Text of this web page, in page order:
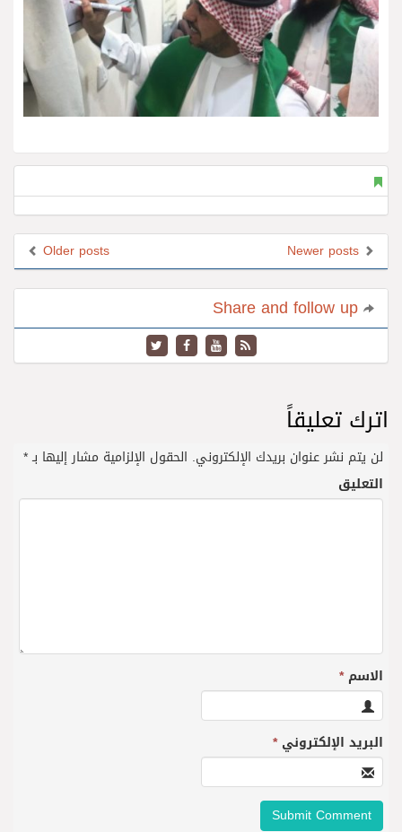
Older posts
اترك تعليقاً
لن يتم نشر عنوان بريدك الإلكتروني. الحقول الإلزامية مشار إليها بـ*
التعليق
الاسم*
البريد الإلكتروني*